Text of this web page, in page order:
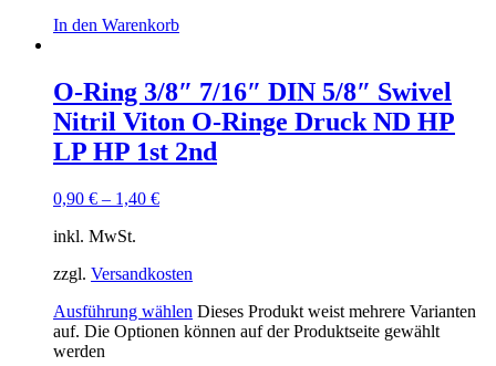
In den Warenkorb
O-Ring 3/8″ 7/16″ DIN 5/8″ Swivel
Nitril Viton O-Ringe Druck ND HP
LP HP 1st 2nd
0,90 € – 1,40 €
inkl. MwSt.
zzgl. Versandkosten
Ausführung wählen Dieses Produkt weist mehrere Varianten
auf. Die Optionen können auf der Produktseite gewählt
werden